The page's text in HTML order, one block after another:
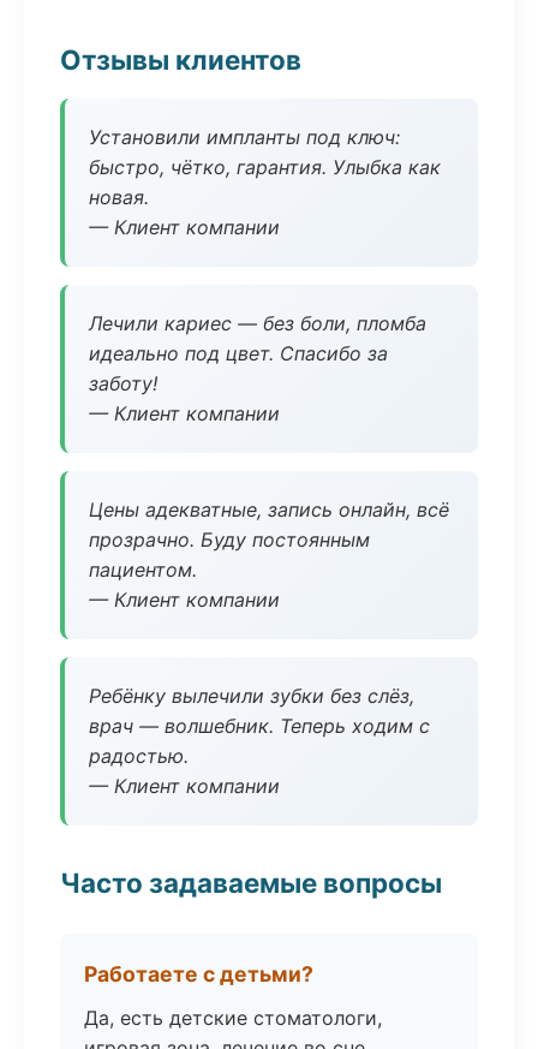
Отзывы клиентов
Установили импланты под ключ:
быстро, чётко, гарантия. Улыбка как
новая.
— Клиент компании
Лечили кариес — без боли, пломба
идеально под цвет. Спасибо за
заботу!
— Клиент компании
Цены адекватные, запись онлайн, всё
прозрачно. Буду постоянным
пациентом.
— Клиент компании
Ребёнку вылечили зубки без слёз,
врач — волшебник. Теперь ходим с
радостью.
— Клиент компании
Часто задаваемые вопросы
Работаете с детьми?
Да, есть детские стоматологи,